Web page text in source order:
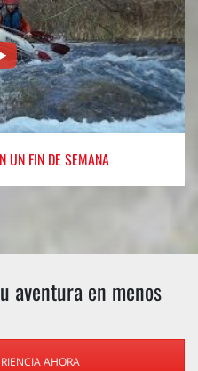
UN FIN DE SEMANA
aventura en menos
AHORA